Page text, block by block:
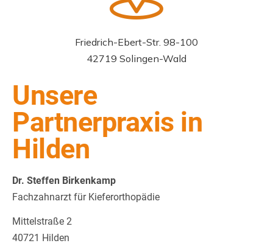
Friedrich-Ebert-Str. 98-100
42719 Solingen-Wald
Unsere
Partnerpraxis in
Hilden
Dr. Steffen Birkenkamp
Fachzahnarzt für Kieferorthopädie
Mittelstraße 2
40721 Hilden